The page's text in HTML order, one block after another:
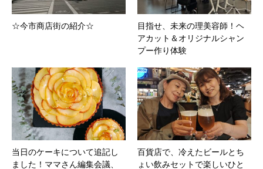
☆今市商店街の紹介☆
目指せ、未来の理美容師！ヘ
アカット＆オリジナルシャン
プー作り体験
当日のケーキについて追記し
ました！ママさん編集会議、
百貨店で、冷えたビールとち
ょい飲みセットで楽しいひと